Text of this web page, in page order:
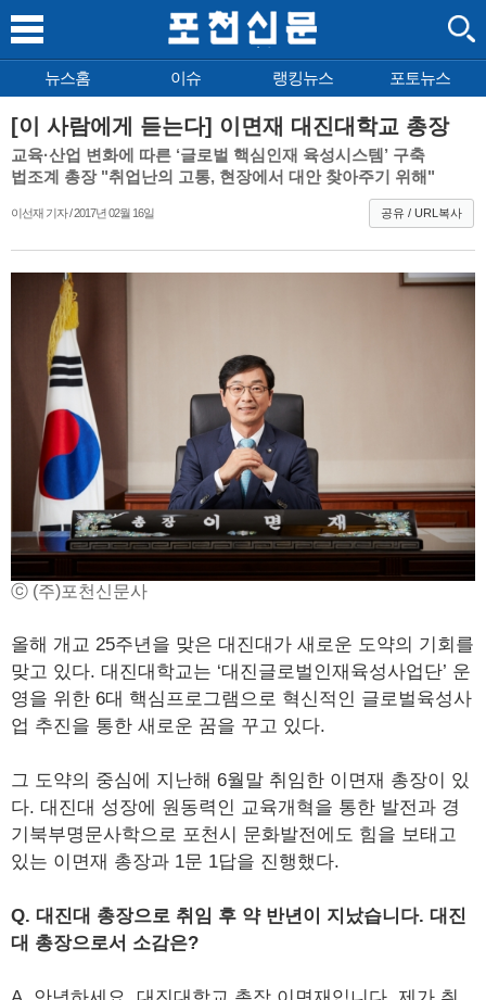
뉴스홈 이슈 랭킹뉴스 포토뉴스
[이 사람에게 듣는다] 이면재 대진대학교 총장
교육·산업 변화에 따른 ‘글로벌 핵심인재 육성시스템’ 구축
법조계 총장 "취업난의 고통, 현장에서 대안 찾아주기 위해"
이선재 기자 / 2017년 02월 16일 공유 / URL복사
ⓒ (주)포천신문사
올해 개교 25주년을 맞은 대진대가 새로운 도약의 기회를
맞고 있다. 대진대학교는 ‘대진글로벌인재육성사업단’ 운
영을 위한 6대 핵심프로그램으로 혁신적인 글로벌육성사
업 추진을 통한 새로운 꿈을 꾸고 있다.
그 도약의 중심에 지난해 6월말 취임한 이면재 총장이 있
다. 대진대 성장에 원동력인 교육개혁을 통한 발전과 경
기북부명문사학으로 포천시 문화발전에도 힘을 보태고
있는 이면재 총장과 1문 1답을 진행했다.
Q. 대진대 총장으로 취임 후 약 반년이 지났습니다. 대진
대 총장으로서 소감은?